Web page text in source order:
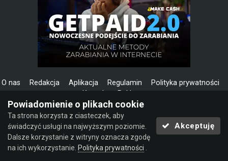
O nas Redakcja Aplikacja Regulamin
Polityka prywatności
Kontakt
Reklama
Copyright © 2013-2026 Make-Cash.pl | Zarabianie przez
Internet | Jak zarabiać w Internecie | Dodatkowa praca w
domu
Powered by Invision Community
Powiadomienie o plikach cookie
Ta strona korzysta z ciasteczek, aby
świadczyć usługi na najwyższym poziomie.
Dalsze korzystanie z witryny oznacza zgodę
na ich wykorzystanie. Polityka prywatności
Akceptuję